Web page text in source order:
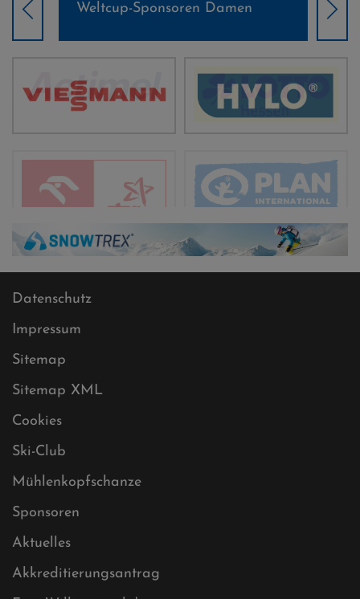
Weltcup-Sponsoren Damen
Datenschutz
Impressum
Sitemap
Sitemap XML
Cookies